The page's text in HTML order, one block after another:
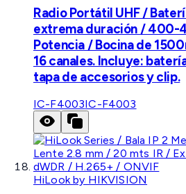
Radio Portátil UHF /
extrema duración / 400-
Potencia / Bocina de
16 canales. Incluye:
tapa de accesorios y clip.
IC-F4003IC-F4003
HiLook by HIKVISION